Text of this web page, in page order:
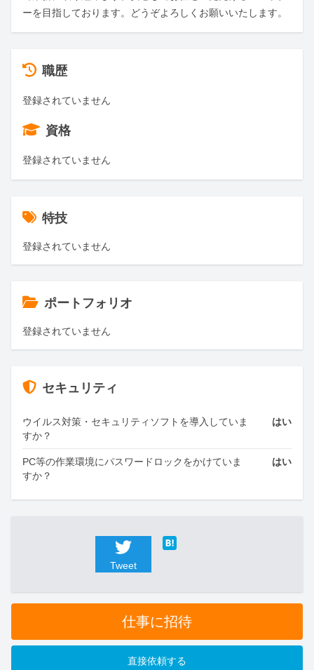
ーを目指しております。どうぞよろしくお願いいたします。
職歴
登録されていません
資格
登録されていません
特技
登録されていません
ポートフォリオ
登録されていません
セキュリティ
ウイルス対策・セキュリティソフトを導入していま
すか？
はい
PC等の作業環境にパスワードロックをかけていま
すか？
はい
Tweet
仕事に招待
直接依頼する